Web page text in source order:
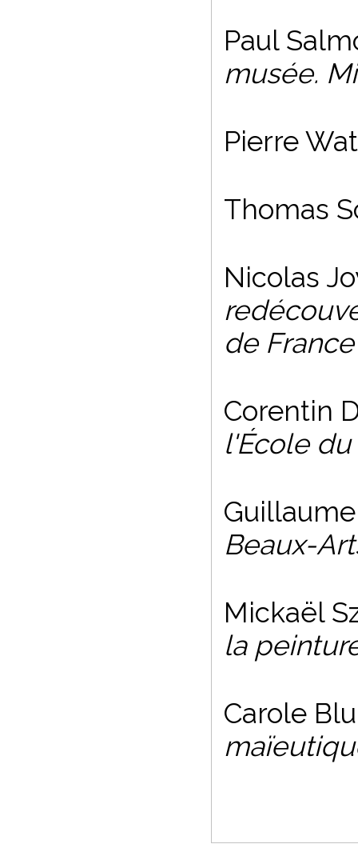
Paul
musée.
Pierre
Thomas
Nicolas
de
Corentin
l'École
Beaux-
Mickaël
la
Carole